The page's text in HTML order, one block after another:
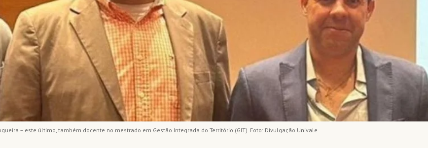
– este último, também docente no mestrado em Gestão Integrada do Território (GIT). Foto: Divulgação Univale